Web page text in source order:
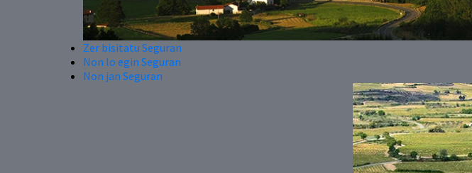
Zer bisitatu Seguran
Non lo egin Seguran
Non jan Seguran